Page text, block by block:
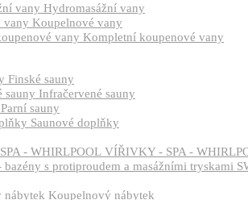
Hydromasážní vany
Koupelnové vany
Kompletní koupenové vany
Finské sauny
Infračervené sauny
Parní sauny
Saunové doplňky
VÍŘIVKY - SPA -
Koupelnový nábytek